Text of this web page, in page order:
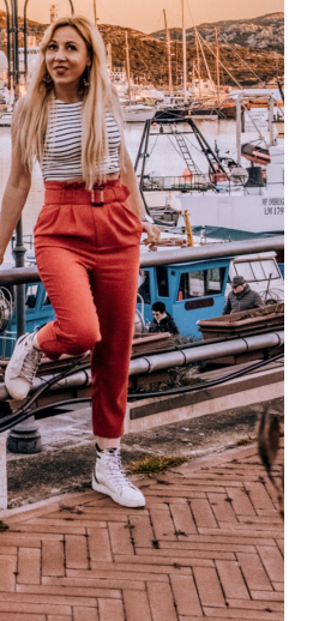
BLOG
Egzotyczne wakacje we
gdzie warto się wybrać
miejsc, w których może
BLOG